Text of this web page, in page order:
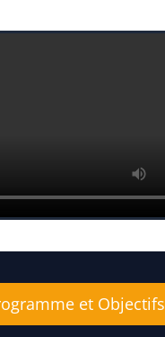
et Objectifs